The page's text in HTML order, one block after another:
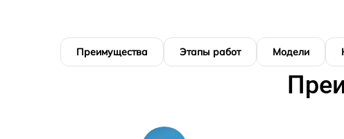
Преимущества Этапы работ Модели